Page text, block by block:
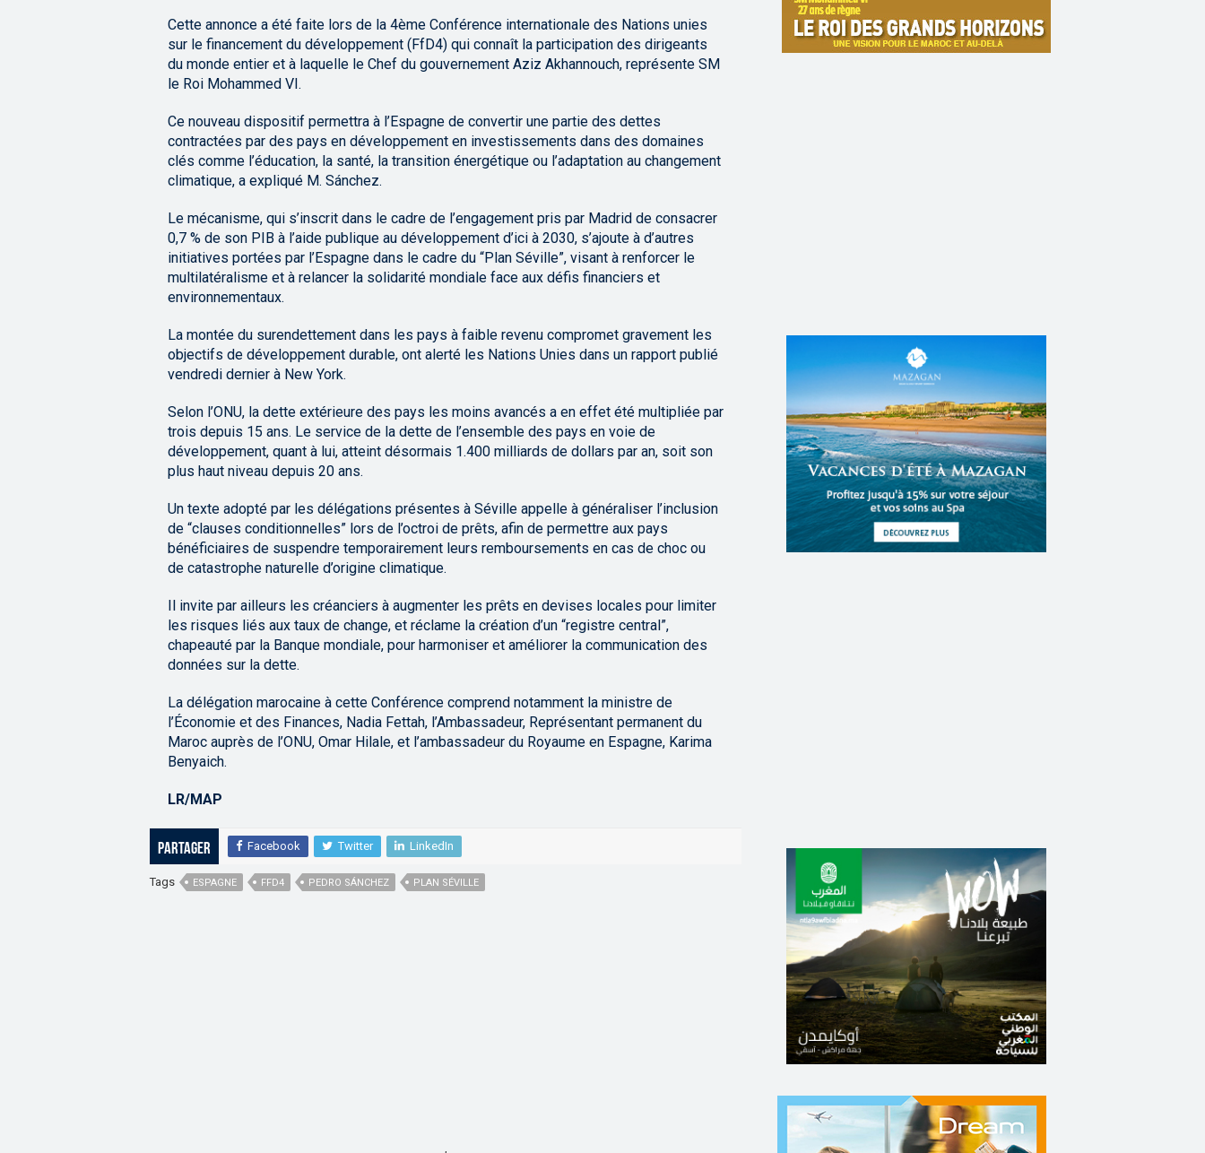
Cette annonce a été faite lors de la 4ème Conférence internationale des Nations unies
sur le financement du développement (FfD4) qui connaît la participation des dirigeants
du monde entier et à laquelle le Chef du gouvernement Aziz Akhannouch, représente SM
le Roi Mohammed VI.
Ce nouveau dispositif permettra à l’Espagne de convertir une partie des dettes
contractées par des pays en développement en investissements dans des domaines
clés comme l’éducation, la santé, la transition énergétique ou l’adaptation au changement
climatique, a expliqué M. Sánchez.
Le mécanisme, qui s’inscrit dans le cadre de l’engagement pris par Madrid de consacrer
0,7 % de son PIB à l’aide publique au développement d’ici à 2030, s’ajoute à d’autres
initiatives portées par l’Espagne dans le cadre du “Plan Séville”, visant à renforcer le
multilatéralisme et à relancer la solidarité mondiale face aux défis financiers et
environnementaux.
La montée du surendettement dans les pays à faible revenu compromet gravement les
objectifs de développement durable, ont alerté les Nations Unies dans un rapport publié
vendredi dernier à New York.
Selon l’ONU, la dette extérieure des pays les moins avancés a en effet été multipliée par
trois depuis 15 ans. Le service de la dette de l’ensemble des pays en voie de
développement, quant à lui, atteint désormais 1.400 milliards de dollars par an, soit son
plus haut niveau depuis 20 ans.
Un texte adopté par les délégations présentes à Séville appelle à généraliser l’inclusion
de “clauses conditionnelles” lors de l’octroi de prêts, afin de permettre aux pays
bénéficiaires de suspendre temporairement leurs remboursements en cas de choc ou
de catastrophe naturelle d’origine climatique.
Il invite par ailleurs les créanciers à augmenter les prêts en devises locales pour limiter
les risques liés aux taux de change, et réclame la création d’un “registre central”,
chapeauté par la Banque mondiale, pour harmoniser et améliorer la communication des
données sur la dette.
La délégation marocaine à cette Conférence comprend notamment la ministre de
l’Économie et des Finances, Nadia Fettah, l’Ambassadeur, Représentant permanent du
Maroc auprès de l’ONU, Omar Hilale, et l’ambassadeur du Royaume en Espagne, Karima
Benyaich.
LR/MAP
Partager Facebook Twitter LinkedIn
Tags ESPAGNE FFD4 PEDRO SÁNCHEZ PLAN SÉVILLE
,